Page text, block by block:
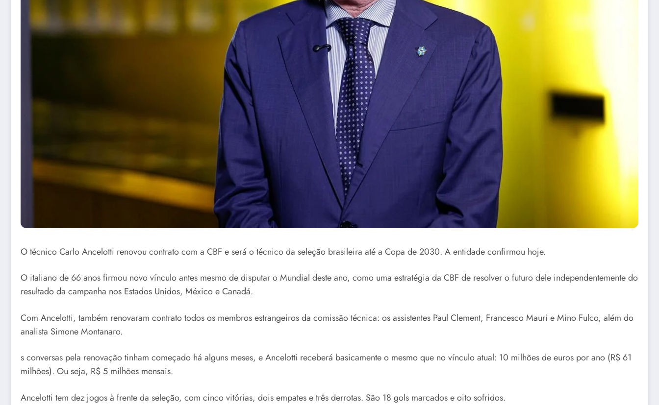
O técnico Carlo Ancelotti renovou contrato com a CBF e será o técnico da seleção brasileira até a Copa de 2030. A entidade confirmou hoje.
O italiano de 66 anos firmou novo vínculo antes mesmo de disputar o Mundial deste ano, como uma estratégia da CBF de resolver o futuro dele independentemente do
resultado da campanha nos Estados Unidos, México e Canadá.
Com Ancelotti, também renovaram contrato todos os membros estrangeiros da comissão técnica: os assistentes Paul Clement, Francesco Mauri e Mino Fulco, além do
analista Simone Montanaro.
s conversas pela renovação tinham começado há alguns meses, e Ancelotti receberá basicamente o mesmo que no vínculo atual: 10 milhões de euros por ano (R$ 61
milhões). Ou seja, R$ 5 milhões mensais.
Ancelotti tem dez jogos à frente da seleção, com cinco vitórias, dois empates e três derrotas. São 18 gols marcados e oito sofridos.